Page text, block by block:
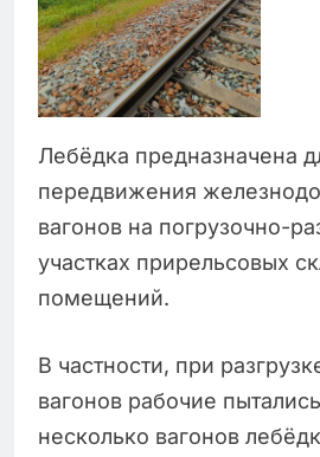
Лебёдка предназначена
передвижения
вагонов на погрузочно-
участках прирельсовых
помещений.
В частности, при
вагонов рабочие
несколько вагонов